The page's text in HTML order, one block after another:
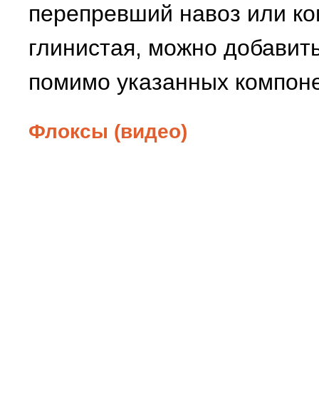
перепревший навоз или
глинистая, можно
помимо указанных
Флоксы (видео)